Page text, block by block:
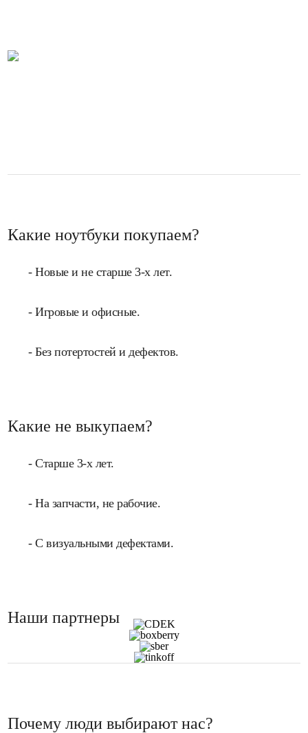
Какие ноутбуки покупаем?
- Новые и не старше 3-х лет.
- Игровые и офисные.
- Без потертостей и дефектов.
Какие не выкупаем?
- Старше 3-х лет.
- На запчасти, не рабочие.
- С визуальными дефектами.
Наши партнеры
Почему люди выбирают нас?